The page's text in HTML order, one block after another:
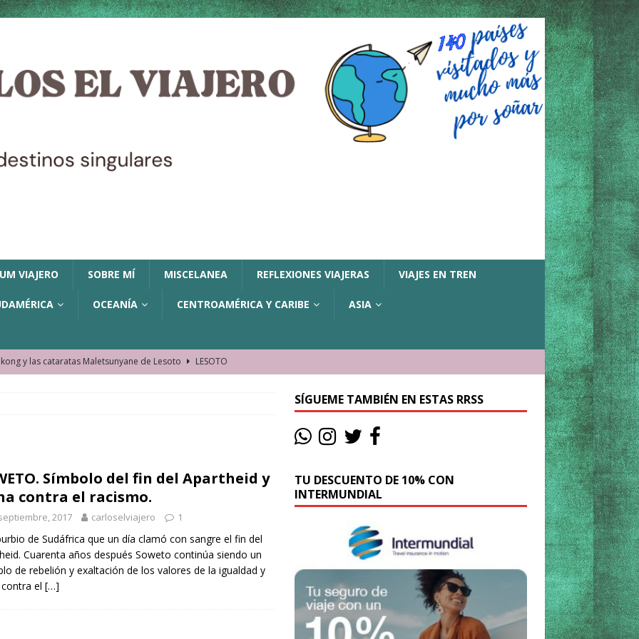
VIAJERO SOBRE MÍ MISCELANEA REFLEXIONES VIAJERAS VIAJES EN TREN
OCEANÍA CENTROAMÉRICA Y CARIBE ASIA
y las cataratas Maletsunyane de Lesoto
LESOTO
La historia de la misteriosa avioneta de la playa
JAMAICA
El barrio más castizo de Malabo GUINEA ECUATORIAL
Símbolo del fin del Apartheid y
contra el racismo.
2017 carloselviajero 1
de Sudáfrica que un día clamó con sangre el fin del
Cuarenta años después Soweto continúa siendo un
de rebelión y exaltación de los valores de la igualdad y
el […]
SÍGUEME TAMBIÉN EN ESTAS RRSS
TU DESCUENTO DE 10% CON
INTERMUNDIAL